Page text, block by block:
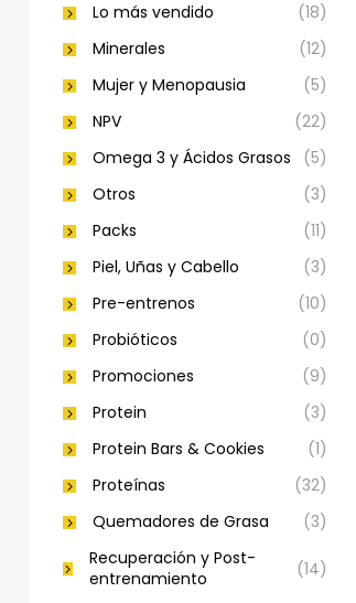
Lo más vendido
(18)
Minerales
(12)
Mujer y Menopausia
(5)
NPV
(22)
Omega 3 y Ácidos Grasos
(5)
Otros
(3)
Packs
(11)
Piel, Uñas y Cabello
(3)
Pre-entrenos
(10)
Probióticos
(0)
Promociones
(9)
Protein
(3)
Protein Bars & Cookies
(1)
Proteínas
(32)
Quemadores de Grasa
(3)
Recuperación y Post-
entrenamiento
(14)